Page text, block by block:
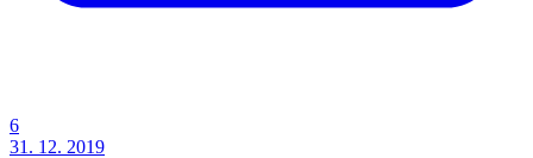
6
31. 12. 2019